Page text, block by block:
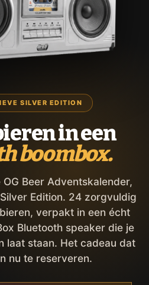
SILVER EDITION
in een
boombox.
Beer Adventskalender,
Edition. 24 zorgvuldig
verpakt in een écht
Bluetooth speaker die je
laat staan. Het cadeau dat
nu te reserveren.